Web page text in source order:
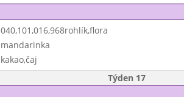
040,101,016,968rohlík,flora
mandarinka
kakao,čaj
Týden 17